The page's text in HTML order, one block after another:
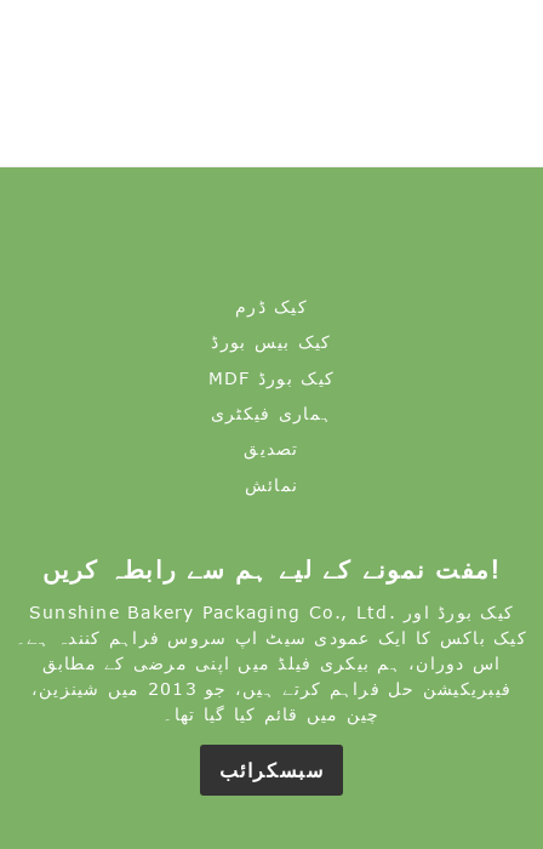
کیک ڈرم
کیک بیس بورڈ
MDF کیک بورڈ
ہماری فیکٹری
تصدیق
نمائش
مفت نمونے کے لیے ہم سے رابطہ کریں!
Sunshine Bakery Packaging Co., Ltd. کیک بورڈ اور
کیک باکس کا ایک عمودی سیٹ اپ سروس فراہم کنندہ ہے۔
اس دوران، ہم بیکری فیلڈ میں اپنی مرضی کے مطابق
فیبریکیشن حل فراہم کرتے ہیں، جو 2013 میں شینزین،
چین میں قائم کیا گیا تھا۔
سبسکرائب